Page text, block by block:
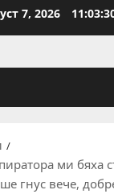
7, 2026
ми бяха
гнус вече,